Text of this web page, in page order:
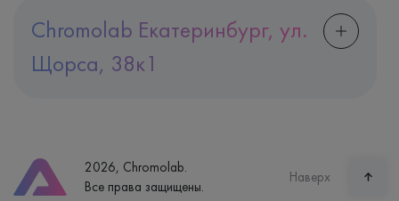
Chromolab Екатеринбург, ул.
Щорса, 38к1
Часы работы
пн-вс: 7:30-15:00
2026, Chromolab.
Все права защищены.
Наверх